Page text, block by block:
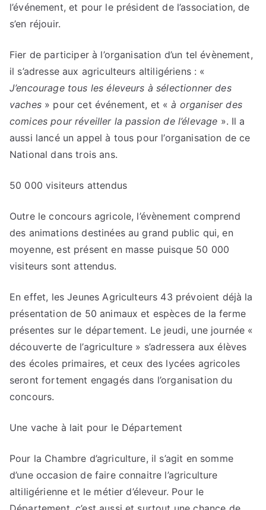
l’événement, et pour le président de l’association, de
s’en réjouir.
Fier de participer à l’organisation d’un tel évènement,
il s’adresse aux agriculteurs altiligériens : «
J’encourage tous les éleveurs à sélectionner des
vaches» pour cet événement, et « à organiser des
comices pour réveiller la passion de l’élevage ». Il a
aussi lancé un appel à tous pour l’organisation de ce
National dans trois ans.
50 000 visiteurs attendus
Outre le concours agricole, l’évènement comprend
des animations destinées au grand public qui, en
moyenne, est présent en masse puisque 50 000
visiteurs sont attendus.
En effet, les Jeunes Agriculteurs 43 prévoient déjà la
présentation de 50 animaux et espèces de la ferme
présentes sur le département. Le jeudi, une journée «
découverte de l’agriculture » s’adressera aux élèves
des écoles primaires, et ceux des lycées agricoles
seront fortement engagés dans l’organisation du
concours.
Une vache à lait pour le Département
Pour la Chambre d’agriculture, il s’agit en somme
d’une occasion de faire connaitre l’agriculture
altiligérienne et le métier d’éleveur. Pour le